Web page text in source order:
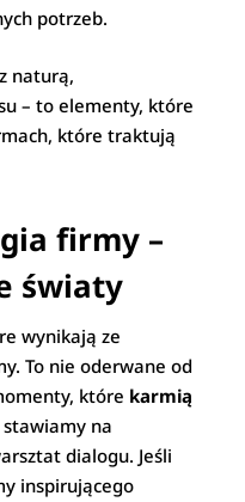
potrzeb.
naturą,
– to elementy, które
które traktują
firmy –
światy
wynikają ze
To nie oderwane od
które karmią
stawiamy na
dialogu. Jeśli
inspirującego